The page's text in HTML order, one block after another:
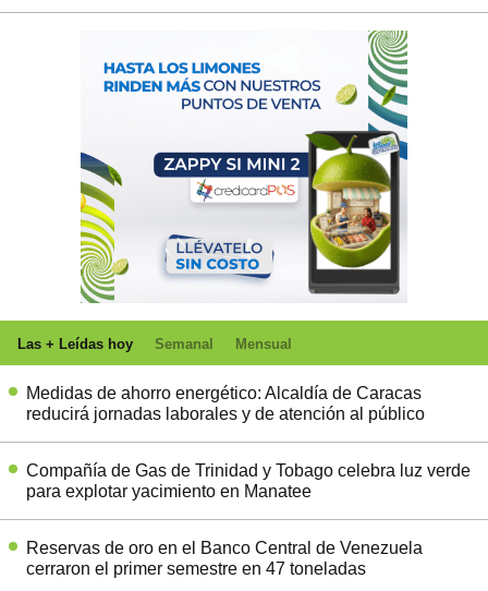
Las + Leídas hoy Semanal Mensual
Medidas de ahorro energético: Alcaldía de Caracas
reducirá jornadas laborales y de atención al público
Compañía de Gas de Trinidad y Tobago celebra luz verde
para explotar yacimiento en Manatee
Reservas de oro en el Banco Central de Venezuela
cerraron el primer semestre en 47 toneladas